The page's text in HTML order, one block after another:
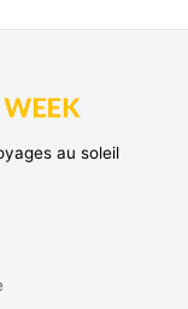
au soleil